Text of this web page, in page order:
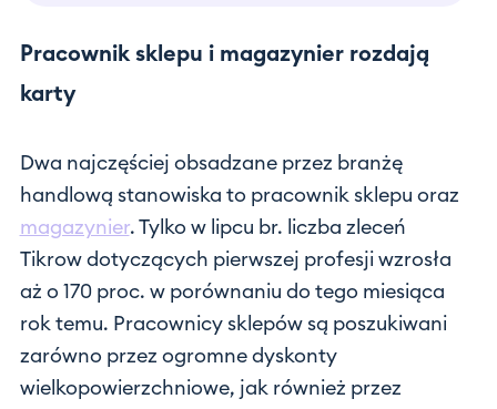
Pracownik sklepu i magazynier rozdają
karty
Dwa najczęściej obsadzane przez branżę
handlową stanowiska to pracownik sklepu oraz
magazynier. Tylko w lipcu br. liczba zleceń
Tikrow dotyczących pierwszej profesji wzrosła
aż o 170 proc. w porównaniu do tego miesiąca
rok temu. Pracownicy sklepów są poszukiwani
zarówno przez ogromne dyskonty
wielkopowierzchniowe, jak również przez